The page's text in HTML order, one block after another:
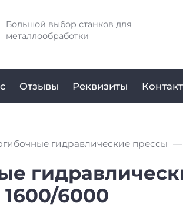
Большой выбор станков для
металлообработки
Отзывы Реквизиты
гидравлические прессы
1600/6000